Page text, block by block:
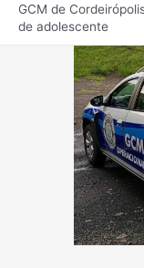
GCM de
de adolescente